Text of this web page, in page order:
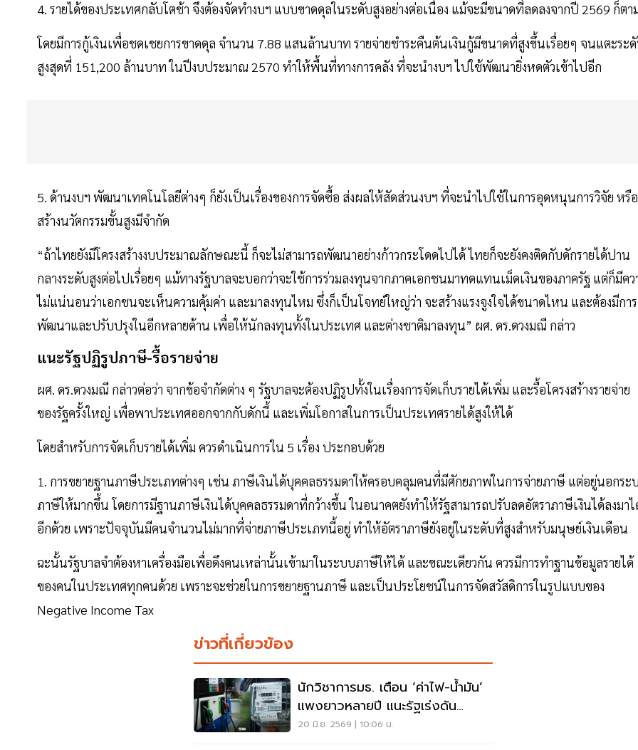
4. รายได้ของประเทศกลับโตช้า จึงต้องจัดทำงบฯ แบบขาดดุลในระดับสูงอย่างต่อเนื่อง แม้จะมีขนาดที่ลดลงจากปี 2569 ก็ต
โดยมีการกู้เงินเพื่อชดเชยการขาดดุล จำนวน 7.88 แสนล้านบาท รายจ่ายชำระคืนต้นเงินกู้มีขนาดที่สูงขึ้นเรื่อยๆ จนแตะระ
สูงสุดที่ 151,200 ล้านบาท ในปีงบประมาณ 2570 ทำให้พื้นที่ทางการคลัง ที่จะนำงบฯ ไปใช้พัฒนายิ่งหดตัวเข้าไปอีก
5. ด้านงบฯ พัฒนาเทคโนโลยีต่างๆ ก็ยังเป็นเรื่องของการจัดซื้อ ส่งผลให้สัดส่วนงบฯ ที่จะนำไปใช้ในการอุดหนุนการวิจัย หรือ
สร้างนวัตกรรมขั้นสูงมีจำกัด
“ถ้าไทยยังมีโครงสร้างงบประมาณลักษณะนี้ ก็จะไม่สามารถพัฒนาอย่างก้าวกระโดดไปได้ ไทยก็จะยังคงติดกับดักรายได้ปาน
กลางระดับสูงต่อไปเรื่อยๆ แม้ทางรัฐบาลจะบอกว่าจะใช้การร่วมลงทุนจากภาคเอกชนมาทดแทนเม็ดเงินของภาครัฐ แต่ก็มีคว
ไม่แน่นอนว่าเอกชนจะเห็นความคุ้มค่า และมาลงทุนไหม ซึ่งก็เป็นโจทย์ใหญ่ว่า จะสร้างแรงจูงใจได้ขนาดไหน และต้องมีการ
พัฒนาและปรับปรุงในอีกหลายด้าน เพื่อให้นักลงทุนทั้งในประเทศ และต่างชาติมาลงทุน” ผศ. ดร.ดวงมณี กล่าว
แนะรัฐปฏิรูปภาษี-รื้อรายจ่าย
ผศ. ดร.ดวงมณี กล่าวต่อว่า จากข้อจำกัดต่าง ๆ รัฐบาลจะต้องปฏิรูปทั้งในเรื่องการจัดเก็บรายได้เพิ่ม และรื้อโครงสร้างรายจ่าย
ของรัฐครั้งใหญ่ เพื่อพาประเทศออกจากกับดักนี้ และเพิ่มโอกาสในการเป็นประเทศรายได้สูงให้ได้
โดยสำหรับการจัดเก็บรายได้เพิ่ม ควรดำเนินการใน 5 เรื่อง ประกอบด้วย
1. การขยายฐานภาษีประเภทต่างๆ เช่น ภาษีเงินได้บุคคลธรรมดาให้ครอบคลุมคนที่มีศักยภาพในการจ่ายภาษี แต่อยู่นอกระ
ภาษีให้มากขึ้น โดยการมีฐานภาษีเงินได้บุคคลธรรมดาที่กว้างขึ้น ในอนาคตยังทำให้รัฐสามารถปรับลดอัตราภาษีเงินได้ลงมา
อีกด้วย เพราะปัจจุบันมีคนจำนวนไม่มากที่จ่ายภาษีประเภทนี้อยู่ ทำให้อัตราภาษียังอยู่ในระดับที่สูงสำหรับมนุษย์เงินเดือน
ฉะนั้นรัฐบาลจำต้องหาเครื่องมือเพื่อดึงคนเหล่านั้นเข้ามาในระบบภาษีให้ได้ และขณะเดียวกัน ควรมีการทำฐานข้อมูลรายได้
ของคนในประเทศทุกคนด้วย เพราะจะช่วยในการขยายฐานภาษี และเป็นประโยชน์ในการจัดสวัสดิการในรูปแบบของ
Negative Income Tax
ข่าวที่เกี่ยวข้อง
นักวิชาการมธ. เตือน ‘ค่าไฟ-น้ำมัน’
แพงยาวหลายปี แนะรัฐเร่งดัน
พลังงานสะอาด
20 มิ.ย. 2569 | 10:06 น.